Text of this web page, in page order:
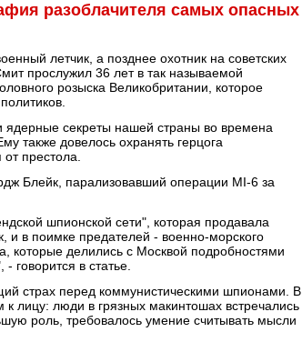
разоблачителя самых опасных
летчик, а позднее охотник на советских
прослужил 36 лет в так называемой
розыска Великобритании, которое
ядерные секреты нашей страны во времена
также довелось охранять герцога
престола.
Блейк, парализовавший операции MI-6 за
шпионской сети", которая продавала
и в поимке предателей - военно-морского
которые делились с Москвой подробностями
говорится в статье.
страх перед коммунистическими шпионами. В
к лицу: люди в грязных макинтошах встречались
роль, требовалось умение считывать мысли